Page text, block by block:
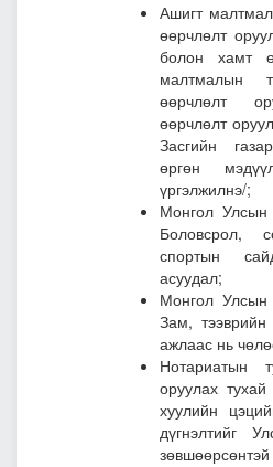
Ашигт
өөрчлөлт
болон хамт
малтмалын
өөрчлөлт
өөрчлөлт
Засгийн
өргөн
үргэлжилнэ/;
Монгол Улсын
Боловсрол,
спортын
асуудал;
Монгол Улсын
Зам, тээврийн
ажлаас нь
Нотариатын
оруулах
хуулийн
дүгнэлтийг